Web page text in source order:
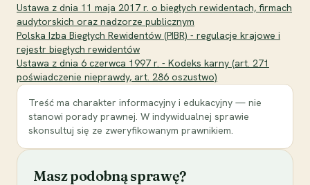
Ustawa z dnia 11 maja 2017 r. o biegłych rewidentach, firmach
audytorskich oraz nadzorze publicznym
Polska Izba Biegłych Rewidentów (PIBR) - regulacje krajowe i
rejestr biegłych rewidentów
Ustawa z dnia 6 czerwca 1997 r. - Kodeks karny (art. 271
poświadczenie nieprawdy, art. 286 oszustwo)
Treść ma charakter informacyjny i edukacyjny — nie
stanowi porady prawnej. W indywidualnej sprawie
skonsultuj się ze zweryfikowanym prawnikiem.
Masz podobną sprawę?